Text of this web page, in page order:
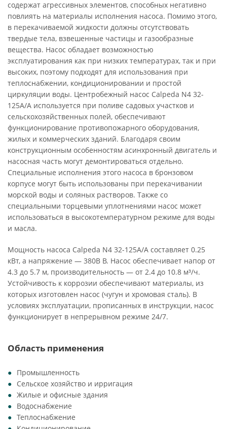
содержат агрессивных элементов, способных негативно
повлиять на материалы исполнения насоса. Помимо этого,
в перекачиваемой жидкости должны отсутствовать
твердые тела, взвешенные частицы и газообразные
вещества. Насос обладает возможностью
эксплуатирования как при низких температурах, так и при
высоких, поэтому подходят для использования при
теплоснабжении, кондиционировании и простой
циркуляции воды. Центробежный насос Calpeda N4 32-
125A/A используется при поливе садовых участков и
сельскохозяйственных полей, обеспечивают
функционирование противопожарного оборудования,
жилых и коммерческих зданий. Благодаря своим
конструкционным особенностям асинхронный двигатель и
насосная часть могут демонтироваться отдельно.
Специальные исполнения этого насоса в бронзовом
корпусе могут быть использованы при перекачивании
морской воды и соляных растворов. Также со
специальными торцевыми уплотнениями насос может
использоваться в высокотемпературном режиме для воды
и масла.
Мощность насоса Calpeda N4 32-125A/A составляет 0.25
кВт, а напряжение — 380В В. Насос обеспечивает напор от
4.3 до 5.7 м, производительность — от 2.4 до 10.8 м³/ч.
Устойчивость к коррозии обеспечивают материалы, из
которых изготовлен насос (чугун и хромовая сталь). В
условиях эксплуатации, прописанных в инструкции, насос
функционирует в непрерывном режиме 24/7.
Область применения
Промышленность
Сельское хозяйство и ирригация
Жилые и офисные здания
Водоснабжение
Теплоснабжение